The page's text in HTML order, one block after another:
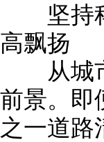
坚持科
高飘扬
从城市
前景。即
之一道路